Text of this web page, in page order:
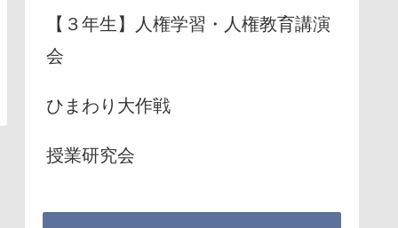
【３年生】人権学習・人権教育講演
会
ひまわり大作戦
授業研究会